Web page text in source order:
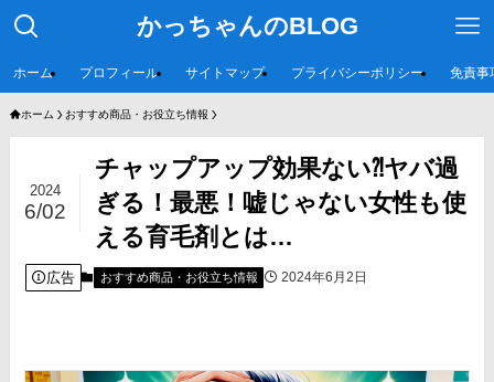
かっちゃんのBLOG
ホーム プロフィール サイトマップ プライバシーポリシー 免責事
ホーム おすすめ商品・お役立ち情報
チャップアップ効果ない⁈ヤバ過
ぎる！最悪！嘘じゃない女性も使
える育毛剤とは…
2024
6/02
広告 おすすめ商品・お役立ち情報 2024年6月2日